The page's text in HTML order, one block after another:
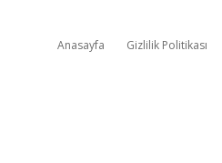
Anasayfa Gizlilik Politikası